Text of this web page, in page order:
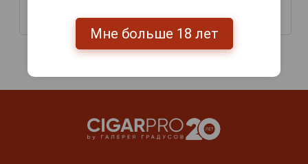
295 руб.
295 руб.
Мне больше 18 лет